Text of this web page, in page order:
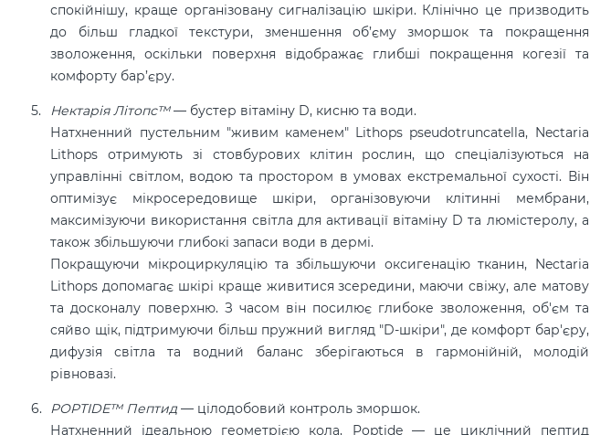
спокійнішу, краще організовану сигналізацію шкіри. Клінічно це призводить
до більш гладкої текстури, зменшення об’єму зморшок та покращення
зволоження, оскільки поверхня відображає глибші покращення когезії та
комфорту бар’єру.
Нектарія Літопс™— бустер вітаміну D, кисню та води.
Натхненний пустельним "живим каменем" Lithops pseudotruncatella, Nectaria
Lithops отримують зі стовбурових клітин рослин, що спеціалізуються на
управлінні світлом, водою та простором в умовах екстремальної сухості. Він
оптимізує мікросередовище шкіри, організовуючи клітинні мембрани,
максимізуючи використання світла для активації вітаміну D та люмістеролу, а
також збільшуючи глибокі запаси води в дермі.
Покращуючи мікроциркуляцію та збільшуючи оксигенацію тканин, Nectaria
Lithops допомагає шкірі краще живитися зсередини, маючи свіжу, але матову
та досконалу поверхню. З часом він посилює глибоке зволоження, об'єм та
сяйво щік, підтримуючи більш пружний вигляд "D-шкіри", де комфорт бар'єру,
дифузія світла та водний баланс зберігаються в гармонійній, молодій
рівновазі.
POPTIDE™ Пептид— цілодобовий контроль зморшок.
Натхненний ідеальною геометрією кола, Poptide — це циклічний пептид